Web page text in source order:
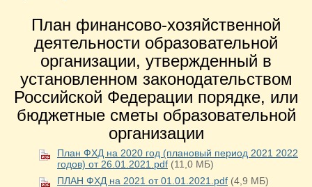
План финансово-хозяйственной
деятельности образовательной
организации, утвержденный в
установленном законодательством
Российской Федерации порядке, или
бюджетные сметы образовательной
организации
План ФХД на 2020 год (плановый период 2021 2022
годов) от 26.01.2021.pdf (11,0 МБ)
ПЛАН ФХД на 2021 от 01.01.2021.pdf (4,9 МБ)